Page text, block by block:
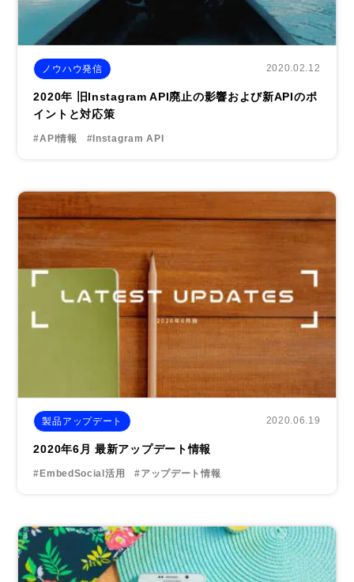
ノウハウ発信 2020.02.12
2020年 旧Instagram API廃止の影響および新APIのポ
イントと対応策
#API情報 #Instagram API
製品アップデート 2020.06.19
2020年6月 最新アップデート情報
#EmbedSocial活用 #アップデート情報